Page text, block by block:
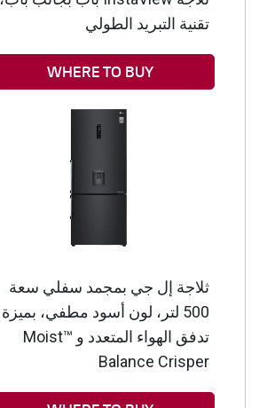
تقنية التبريد الطولي
WHERE TO BUY
ثلاجة إل جي بمجمد سفلي سعة
500 لتر، لون أسود مطفي، بميزة
تدفق الهواء المتعدد و ™Moist
Balance Crisper